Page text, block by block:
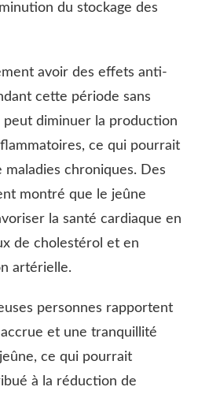
du stockage des
avoir des effets anti-
cette période sans
diminuer la production
ce qui pourrait
chroniques. Des
montré que le jeûne
la santé cardiaque en
de cholestérol et en
artérielle.
personnes rapportent
et une tranquillité
ce qui pourrait
à la réduction de